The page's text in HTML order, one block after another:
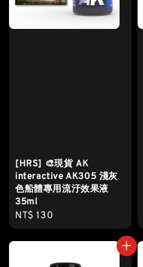
[HRS] 🎨現貨 AK
interactive AK305 淺灰
色船體專用流汙效果液
35ml
Regular
price
NT$ 130